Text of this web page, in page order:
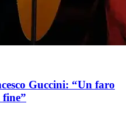
Guccini: “Un faro